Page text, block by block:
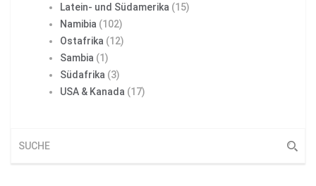
Latein- und Südamerika (15)
Namibia (102)
Ostafrika (12)
Sambia (1)
Südafrika (3)
USA & Kanada (17)